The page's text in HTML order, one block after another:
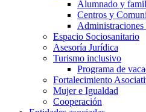
Alumnado y
Centros y
Administraciones
Espacio Sociosanitario
Asesoría Jurídica
Turismo inclusivo
Programa de
Fortalecimiento
Mujer e Igualdad
Cooperación